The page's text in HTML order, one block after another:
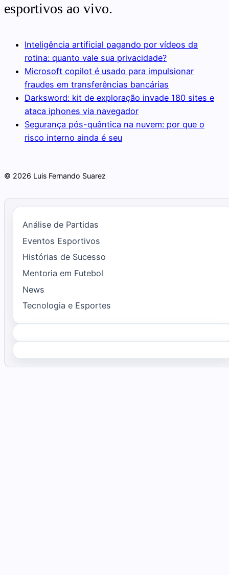
esportivos ao vivo.
Inteligência artificial pagando por vídeos da
rotina: quanto vale sua privacidade?
Microsoft copilot é usado para impulsionar
fraudes em transferências bancárias
Darksword: kit de exploração invade 180 sites e
ataca iphones via navegador
Segurança pós-quântica na nuvem: por que o
risco interno ainda é seu
© 2026 Luis Fernando Suarez
Análise de Partidas
Eventos Esportivos
Histórias de Sucesso
Mentoria em Futebol
News
Tecnologia e Esportes